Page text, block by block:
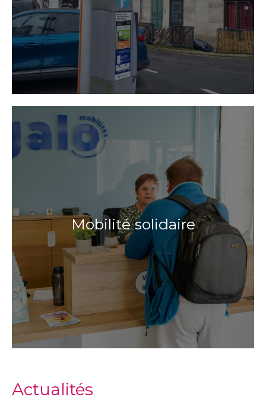
Mobilité solidaire
Actualités